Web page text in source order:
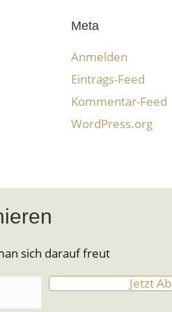
Meta
Anmelden
Eintrags-Feed
Kommentar-Feed
WordPress.org
sich darauf freut
Jetzt